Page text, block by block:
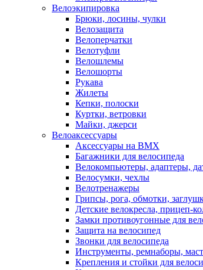
Велоэкипировка
Брюки, лосины, чулки
Велозащита
Велоперчатки
Велотуфли
Велошлемы
Велошорты
Рукава
Жилеты
Кепки, полоски
Куртки, ветровки
Майки, джерси
Велоаксессуары
Аксессуары на BMX
Багажники для велосипеда
Велокомпьютеры, адаптеры,
Велосумки, чехлы
Велотренажеры
Грипсы, рога, обмотки,
Детские велокресла, прицеп-
Замки противоугонные для
Защита на велосипед
Звонки для велосипеда
Инструменты, ремнаборы,
Крепления и стойки для